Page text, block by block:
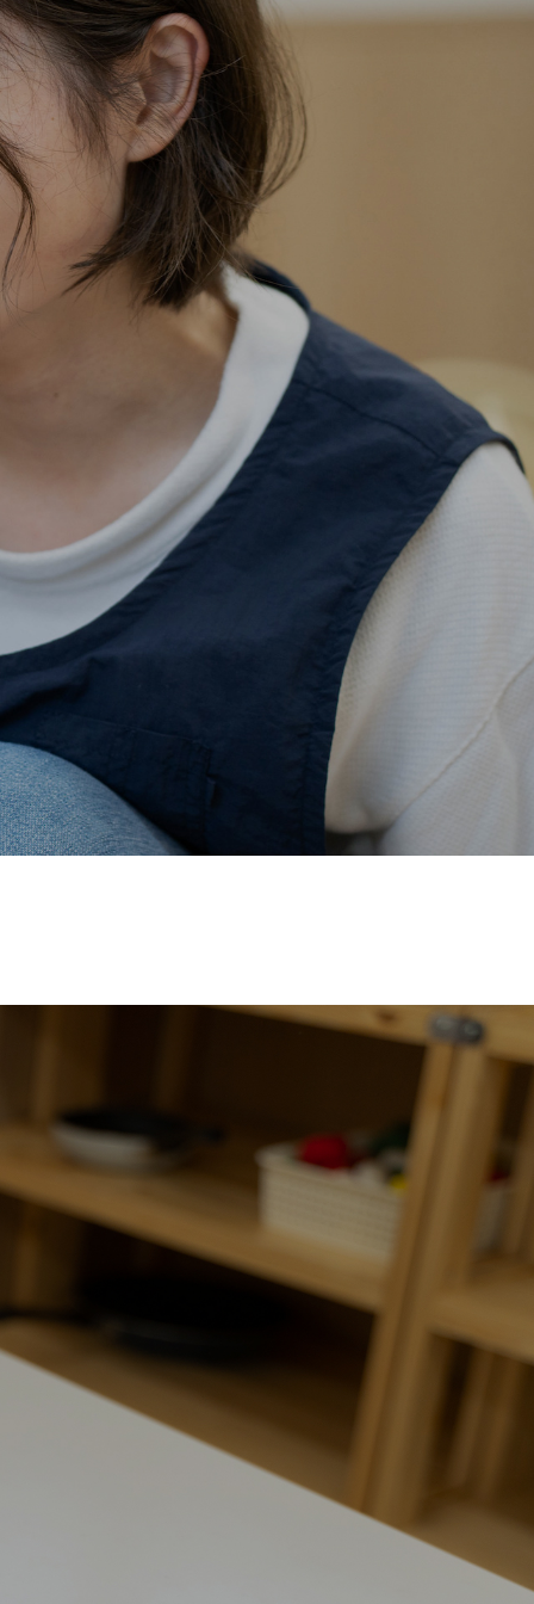
れ、厚生労働省の 【えるぼし認定(☆☆)】 を受けまし